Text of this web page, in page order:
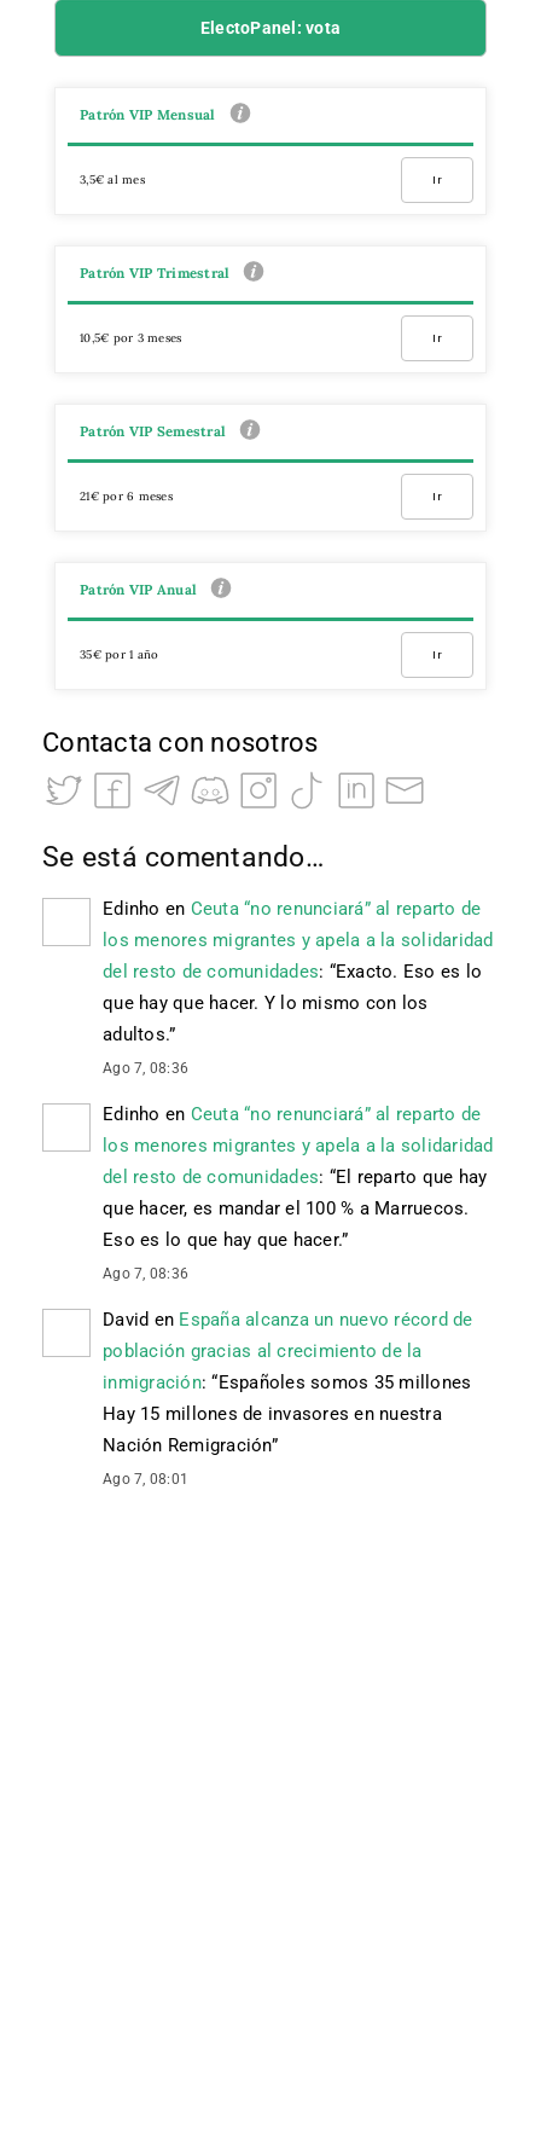
ElectoPanel: vota
Patrón VIP Mensual
3,5€ al mes Ir
Patrón VIP Trimestral
10,5€ por 3 meses Ir
Patrón VIP Semestral
21€ por 6 meses Ir
Patrón VIP Anual
35€ por 1 año Ir
Contacta con nosotros
Se está comentando…
Edinho en Ceuta “no renunciará” al reparto de
los menores migrantes y apela a la solidaridad
del resto de comunidades: “Exacto. Eso es lo
que hay que hacer. Y lo mismo con los
adultos.”
Ago 7, 08:36
Edinho en Ceuta “no renunciará” al reparto de
los menores migrantes y apela a la solidaridad
del resto de comunidades: “El reparto que hay
que hacer, es mandar el 100 % a Marruecos.
Eso es lo que hay que hacer.”
Ago 7, 08:36
David en España alcanza un nuevo récord de
población gracias al crecimiento de la
inmigración: “Españoles somos 35 millones
Hay 15 millones de invasores en nuestra
Nación Remigración”
Ago 7, 08:01